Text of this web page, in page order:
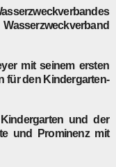
mit seinem ersten
für den Kindergarten-
und der
und Prominenz mit